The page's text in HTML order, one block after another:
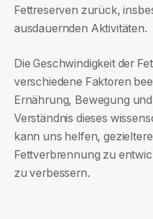
Fettreserven zurück,
ausdauernden Aktivitäten.
Die Geschwindigkeit der
verschiedene Faktoren
Ernährung, Bewegung
Verständnis dieses
kann uns helfen,
Fettverbrennung zu
zu verbessern.